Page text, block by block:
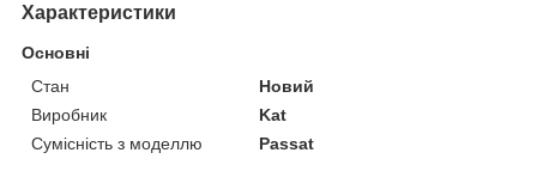
Характеристики
Основні
Стан
Новий
Виробник
Kat
Сумісність з моделлю
Passat